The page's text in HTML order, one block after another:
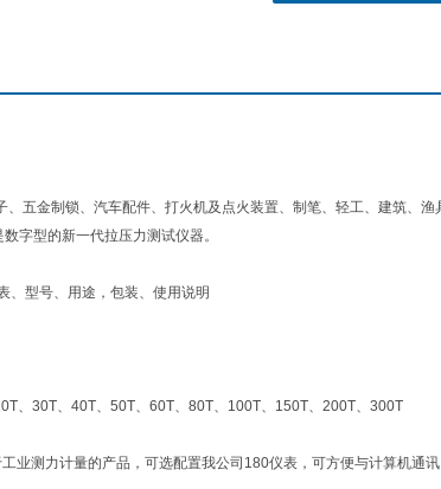
金制锁、汽车配件、打火机及点火装置、制笔、轻工、建筑、渔
字型的新一代拉压力测试仪器。
、型号、用途，包装、使用说明
30T、40T、50T、60T、80T、100T、150T、200T、300T
测力计量的产品，可选配置我公司180仪表，可方便与计算机通